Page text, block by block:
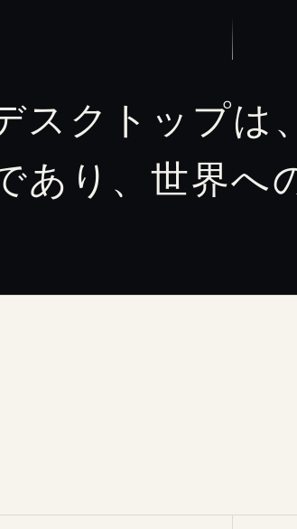
スクトップは
あり、世界へ